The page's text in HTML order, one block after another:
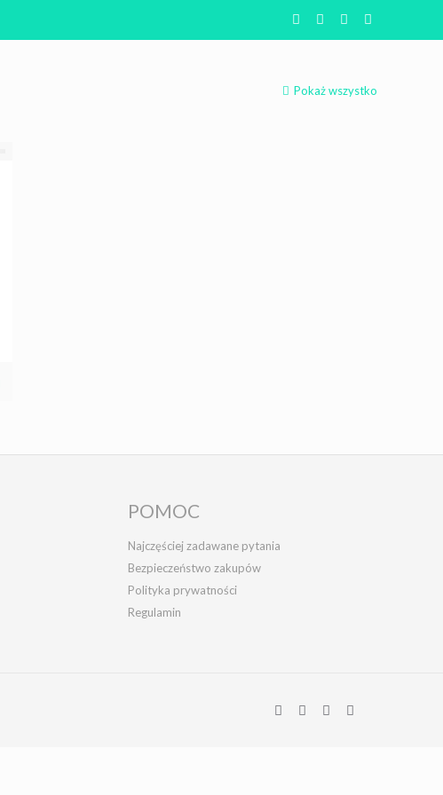
Pokaż wszystko
POMOC
Najczęściej zadawane pytania
Bezpieczeństwo zakupów
Polityka prywatności
Regulamin